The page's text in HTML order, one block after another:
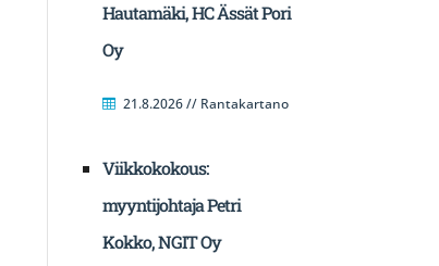
Hautamäki, HC Ässät Pori
Oy
21.8.2026 // Rantakartano
Viikkokokous:
myyntijohtaja Petri
Kokko, NGIT Oy